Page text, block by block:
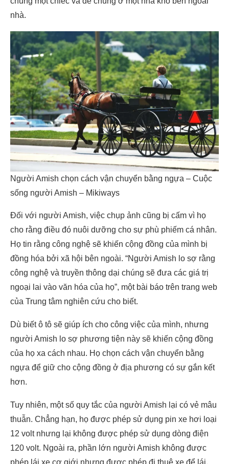
nhà.
Người Amish chọn cách vận chuyển bằng ngựa – Cuộc
sống người Amish – Mikiways
Đối với người Amish, việc chụp ảnh cũng bị cấm vì họ
cho rằng điều đó nuôi dưỡng cho sự phù phiếm cá nhân.
Họ tin rằng công nghệ sẽ khiến cộng đồng của mình bị
đồng hóa bởi xã hội bên ngoài. “Người Amish lo sợ rằng
công nghệ và truyền thông dại chúng sẽ đưa các giá trị
ngoại lai vào văn hóa của họ”, một bài báo trên trang web
của Trung tâm nghiên cứu cho biết.
Dù biết ô tô sẽ giúp ích cho công việc của mình, nhưng
người Amish lo sợ phương tiện này sẽ khiến cộng đồng
của họ xa cách nhau. Họ chọn cách vận chuyển bằng
ngựa để giữ cho cộng đồng ở địa phương có sự gắn kết
hơn.
Tuy nhiên, một số quy tắc của người Amish lại có vẻ mâu
thuẫn. Chẳng hạn, họ được phép sử dụng pin xe hơi loại
12 volt nhưng lại không được phép sử dụng dòng điện
120 volt. Ngoài ra, phần lớn người Amish không được
phép lái xe cơ giới nhưng được phép đi thuê xe để lái.